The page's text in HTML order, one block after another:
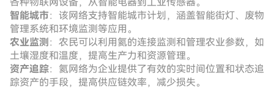
智能城市：该网络支持智能城市计划，涵盖智能街灯、废物
管理系统和环境监测等应用。
农业监测 ：农民可以利用氦的连接监测和管理农业参数，如
土壤湿度和温度，提高生产力和资源管理。
资产追踪：氦网络为企业提供了有效的实时间位置和状态追
踪资产的手段，提高供应链效率，减少损失。